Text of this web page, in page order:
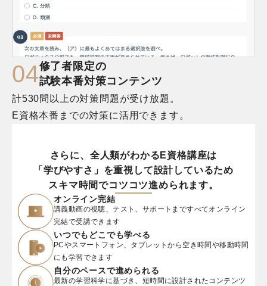
04修了者限定の
試験本番対策コンテンツ
計530問以上の対策問題が受け放題。
E資格本番までの対策に活用できます。
さらに、全人類がわかるE資格講座は
「学びやすさ」を重視して設計しているため
スキマ時間でコツコツ進められます。
オンライン完結
講義動画の視聴、テスト、サポートまですべてオンライン
完結で受講できます
いつでもどこでも学べる
PCやスマートフォン、タブレットから空き時間や移動時間
にも学習できます
自分のペースで進められる
最新の学習科学に基づき、短時間に設計されたコンテンツ